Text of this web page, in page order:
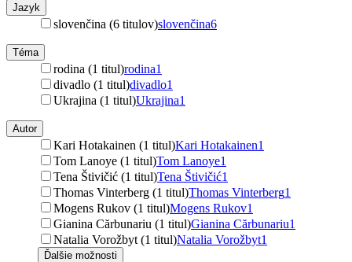
Jazyk
slovenčina (6 titulov)slovenčina6
Téma
rodina (1 titul)rodina1
divadlo (1 titul)divadlo1
Ukrajina (1 titul)Ukrajina1
Autor
Kari Hotakainen (1 titul)Kari Hotakainen1
Tom Lanoye (1 titul)Tom Lanoye1
Tena Štivičić (1 titul)Tena Štivičić1
Thomas Vinterberg (1 titul)Thomas Vinterberg1
Mogens Rukov (1 titul)Mogens Rukov1
Gianina Cărbunariu (1 titul)Gianina Cărbunariu1
Natalia Vorožbyt (1 titul)Natalia Vorožbyt1
Ďalšie možnosti